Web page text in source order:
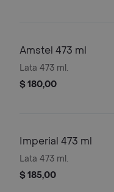
Amstel 473 ml
Lata 473 ml.
$ 180,00
Imperial 473 ml
Lata 473 ml.
$ 185,00